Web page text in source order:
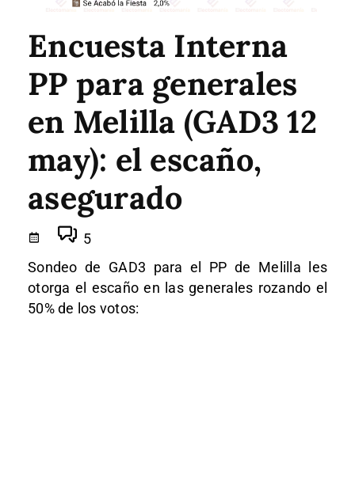
Encuesta Interna
PP para generales
en Melilla (GAD3 12
may): el escaño,
asegurado
5
Sondeo de GAD3 para el PP de Melilla les
otorga el escaño en las generales rozando el
50% de los votos: